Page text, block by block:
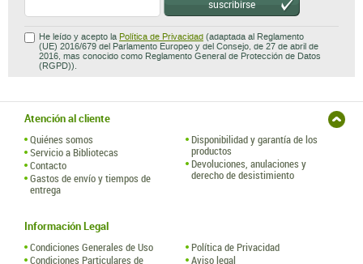
He leído y acepto laPolítica de Privacidad(adaptada al Reglamento
2016, mas conocido como Reglamento General de Protección de Datos
(RGPD)).
Quiénes somos
Contacto
Gastos de envío y tiempos de
entrega
Devoluciones, anulaciones y
derecho de desistimiento
Condiciones Generales de Uso
Contratación
Política de Cookies